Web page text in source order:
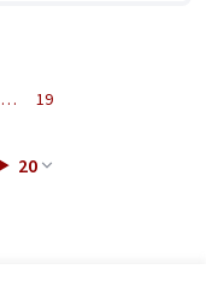
20
… 19